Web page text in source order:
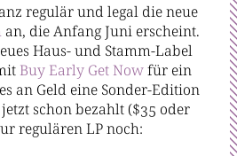
regulär und legal die neue
an, die Anfang Juni erscheint.
Haus- und Stamm-Label
Buy Early Get Nowfür ein
an Geld eine Sonder-Edition
schon bezahlt ($35 oder
regulären LP noch: